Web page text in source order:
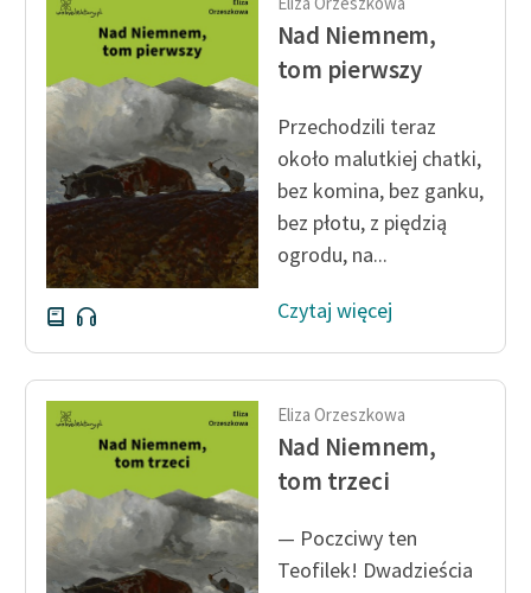
O projekcie
Zespół
Zasady wykorzystania
Wolnych Lektur
Logotypy
Materiały promocyjne
Regulamin biblioteki
Dane fundacji i
sprawozdania finansowe
Regulamin darowizn
Informacja o treściach
wrażliwych
Nad Niemnem,
tom pierwszy
Przechodzili teraz
około malutkiej chatki,
bez komina, bez ganku,
bez płotu, z piędzią
ogrodu, na...
Czytaj więcej
Eliza Orzeszkowa
Nad Niemnem,
tom trzeci
— Poczciwy ten
Teofilek! Dwadzieścia